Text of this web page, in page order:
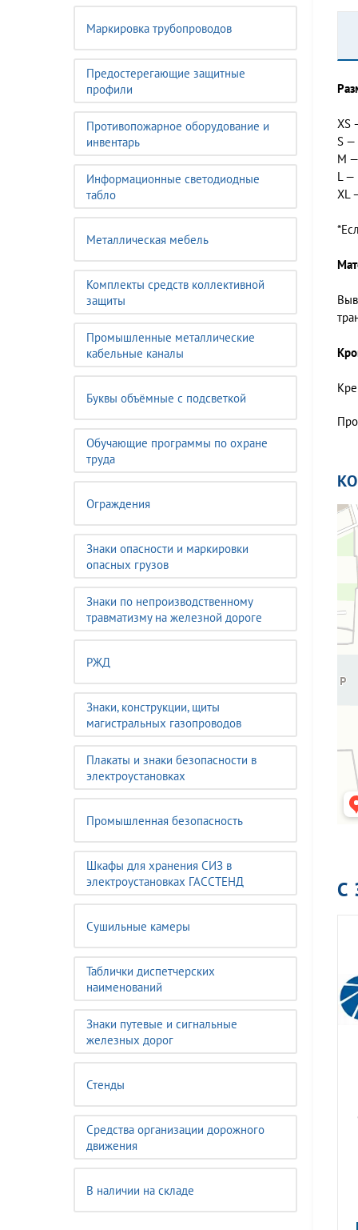
Маркировка трубопроводов
Предостерегающие защитные
профили
Противопожарное оборудование и
инвентарь
Информационные светодиодные
табло
Металлическая мебель
Комплекты средств коллективной
защиты
Промышленные металлические
кабельные каналы
Буквы объёмные с подсветкой
Обучающие программы по охране
труда
Ограждения
Знаки опасности и маркировки
опасных грузов
Знаки по непроизводственному
травматизму на железной дороге
РЖД
Знаки, конструкции, щиты
магистральных газопроводов
Плакаты и знаки безопасности в
электроустановках
Промышленная безопасность
Шкафы для хранения СИЗ в
электроустановках ГАССТЕНД
Сушильные камеры
Таблички диспетчерских
наименований
Знаки путевые и сигнальные
железных дорог
Стенды
Средства организации дорожного
движения
В наличии на складе
XS
S —
M
L —
XL
С